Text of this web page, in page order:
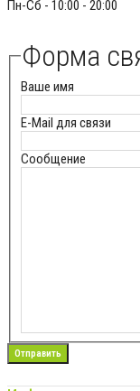
Пн-Сб - 10:00 - 20:00
Форма
Ваше имя
E-Mail для связи
Сообщение